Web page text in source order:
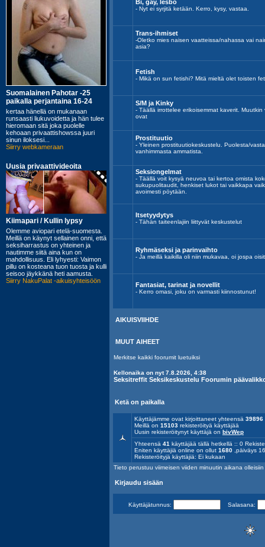
Bi, gay, lesbo
- Nyt ei syrjitä ketään. Kerro, kysy, vastaa.
Trans-ihmiset
-Oletko mies naisen vaatteissa/nahassa vai
asia?
Fetish
- Mikä on sun fetishi? Mitä mieltä olet toisten
S/M ja Kinky
- Täällä irrottelee erikoisemmat kaverit.
ovat
Prostituutio
- Yleinen prostituutiokeskustelu. Puolesta/
vanhimmasta ammatista.
Seksiongelmat
- Täällä voit kysyä neuvoa tai kertoa omista
sukupuolitaudit, henkiset lukot tai vaikkapa
avoimesti pöytään.
Itsetyydytys
- Tähän taiteenlajiin liittyvät keskustelut
Ryhmäseksi ja parinvaihto
- Ja meillä kaikilla oli niin mukavaa, oi jospa
Fantasiat, tarinat ja novellit
- Kerro omasi, joku on varmasti kiinnostunut!
AIKUISVIIHDE
MUUT AIHEET
Merkitse kaikki foorumit luetuiksi
Kellonaika on nyt 7.8.2026, 4:38
Seksitreffit Seksikeskustelu Foorumin
Ketä on paikalla
Käyttäjämme ovat kirjoittaneet yhteensä 39896
Meillä on 15103 rekisteröityä käyttäjää
Uusin rekisteröitynyt käyttäjä on bivWep
Yhteensä 41 käyttäjää tällä hetkellä :: 0
Eniten käyttäjiä online on ollut 1680 ,päiväys
Rekisteröityjä käyttäjiä: Ei kukaan
Tieto perustuu viimeisen viiden minuutin aikana
Kirjaudu sisään
Käyttäjätunnus: Salasana: